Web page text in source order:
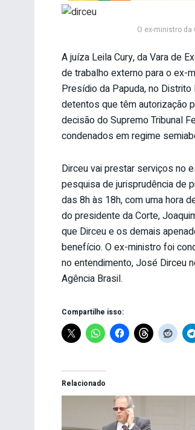
O ex-ministro da
A juíza Leila Cury, da Vara de
de trabalho externo para o ex-
Presídio da Papuda, no
detentos que têm autorização
decisão do Supremo Tribunal
condenados em regime
Dirceu vai prestar serviços no
pesquisa de jurisprudência de
das 8h às 18h, com uma hora
do presidente da Corte,
que Dirceu e os demais
benefício. O ex-ministro foi
no entendimento, José Dirceu
Agência Brasil.
Compartilhe isso:
Relacionado